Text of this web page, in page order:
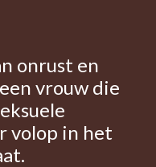
onrust en
vrouw die
volop in het